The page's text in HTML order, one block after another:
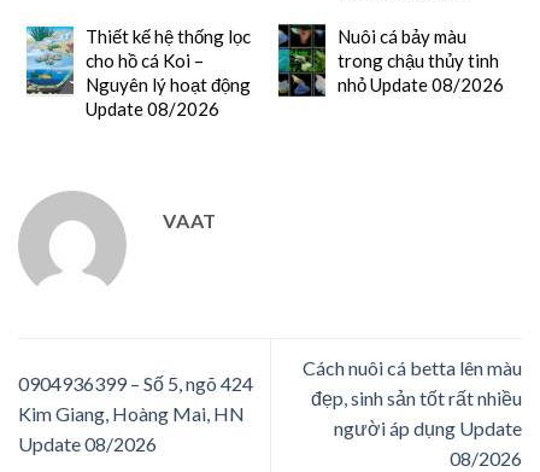
Thiết kế hệ thống lọc
cho hồ cá Koi –
Nguyên lý hoạt động
Update 08/2026
Nuôi cá bảy màu
trong chậu thủy tinh
nhỏ Update 08/2026
VAAT
0904936399 – Số 5, ngõ 424
Kim Giang, Hoàng Mai, HN
Update 08/2026
Cách nuôi cá betta lên màu
đẹp, sinh sản tốt rất nhiều
người áp dụng Update
08/2026